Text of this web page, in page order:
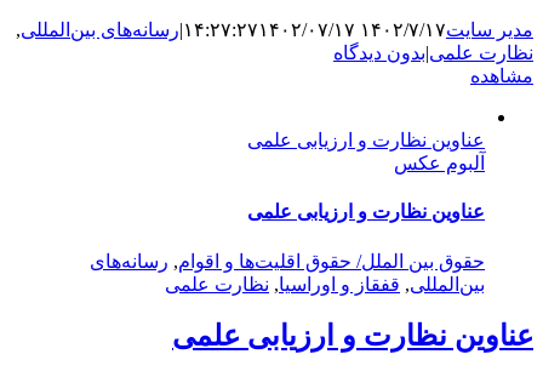
مدیر سایت۱۴۰۲/۷/۱۷ ۱۴:۲۷:۲۷ ۱۴۰۲/۰۷/۱۷ |رسانه‌های بین‌المللی,
نظارت علمی|بدون دیدگاه
مشاهده
عناوین نظارت و ارزیابی علمی
آلبوم عکس
عناوین نظارت و ارزیابی علمی
حقوق بین الملل/ حقوق اقلیت‌ها و اقوام, رسانه‌های
بین‌المللی, قفقاز و اوراسیا, نظارت علمی
عناوین نظارت و ارزیابی علمی